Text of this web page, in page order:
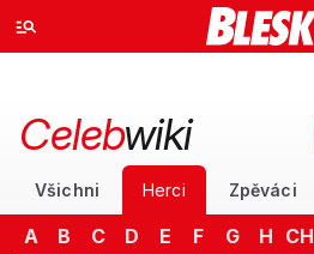
Celebwiki
Všichni Herci Zpěváci
A B C D E F G H CH